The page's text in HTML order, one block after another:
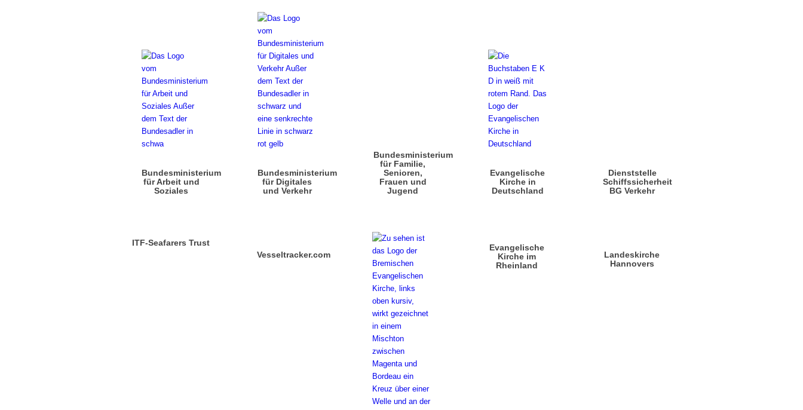
Bundesministerium
für Arbeit und
Soziales
Bundesministerium
für Digitales
und Verkehr
Bundesministerium
für Familie,
Senioren,
Frauen und
Jugend
Evangelische
Kirche in
Deutschland
Dienststelle
Schiffssicherheit
BG Verkehr
ITF-Seafarers Trust
Vesseltracker.com
Evangelische
Kirche im
Rheinland
Landeskirche
Hannovers